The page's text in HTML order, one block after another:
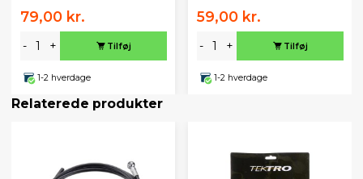
79,00 kr.
- + Tilføj
1-2 hverdage
59,00 kr.
- + Tilføj
1-2 hverdage
Relaterede produkter